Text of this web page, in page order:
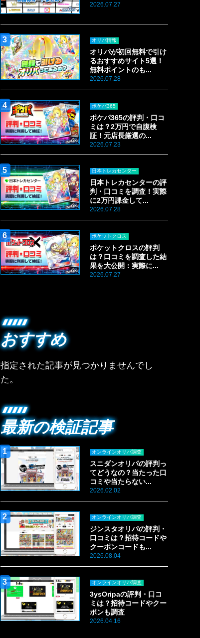
2026.07.27
オリパ情報
オリパが初回無料で引け
るおすすめサイト5選！
無料ポイントのも...
2026.07.28
ポケパ365
ポケパ365の評判・口コ
ミは？2万円で自腹検
証！元店長厳選の...
2026.07.23
日本トレカセンター
日本トレカセンターの評
判・口コミを調査！実際
に2万円課金して...
2026.07.28
ポケットクロス
ポケットクロスの評判
は？口コミを調査した結
果を大公開：実際に...
2026.07.27
おすすめ
指定された記事が見つかりませんでし
た。
最新の検証記事
オンラインオリパ調査
スニダンオリパの評判っ
てどうなの？当たった口
コミや当たらない...
2026.02.02
オンラインオリパ調査
ジンスタオリパの評判・
口コミは？招待コードや
クーポンコードも...
2026.08.04
オンラインオリパ調査
3ysOripaの評判・口コ
ミは？招待コードやクー
ポンも調査
2026.04.16